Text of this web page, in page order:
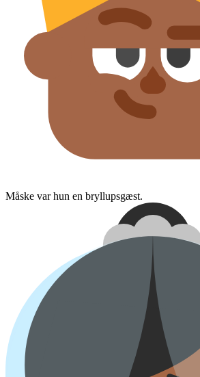
Måske var hun en bryllupsgæst.